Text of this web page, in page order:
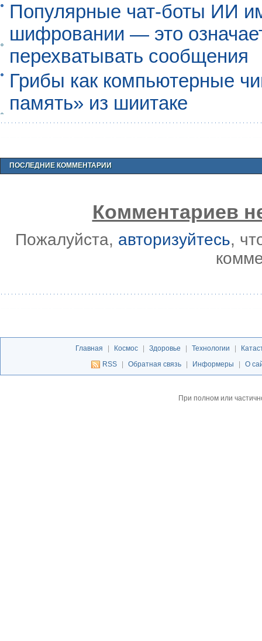
Популярные чат-боты ИИ
шифровании — это
перехватывать сообщения
Грибы как компьютерные
память» из шиитаке
ПОСЛЕДНИЕ КОММЕНТАРИИ
Комментариев
Пожалуйста, авторизуйтесь,
Главная Космос Здоровье Технологии
RSS
Обратная связь Информеры О
При полном или